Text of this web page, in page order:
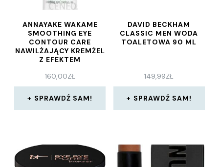
ANNAYAKE WAKAME
SMOOTHING EYE
CONTOUR CARE
NAWILŻAJĄCY KREMŻEL
Z EFEKTEM
PRZECIW CIENIOM POD
OCZAMI 15 ML
160,00ZŁ
SPRAWDŹ SAM!
DAVID BECKHAM
CLASSIC MEN WODA
TOALETOWA 90 ML
149,99ZŁ
SPRAWDŹ SAM!